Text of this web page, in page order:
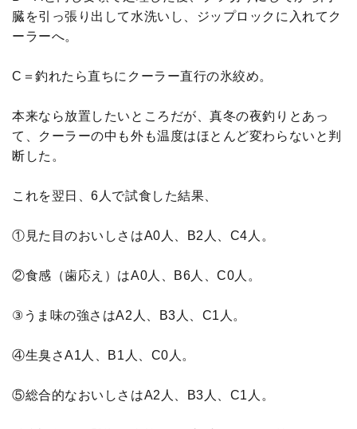
臓を引っ張り出して水洗いし、ジップロックに入れてク
ーラーへ。
C＝釣れたら直ちにクーラー直行の氷絞め。
本来なら放置したいところだが、真冬の夜釣りとあっ
て、クーラーの中も外も温度はほとんど変わらないと判
断した。
これを翌日、6人で試食した結果、
①見た目のおいしさはA0人、B2人、C4人。
②食感（歯応え）はA0人、B6人、C0人。
③うま味の強さはA2人、B3人、C1人。
④生臭さA1人、B1人、C0人。
⑤総合的なおいしさはA2人、B3人、C1人。